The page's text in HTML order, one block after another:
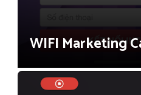
WIFI Marketing
Shopping Mall